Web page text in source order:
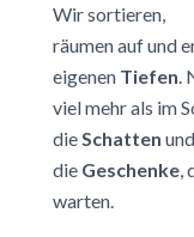
Wir sortieren,
räumen auf und
eigenen Tiefen.
viel mehr als im
dieSchatten
die Geschenke,
warten.